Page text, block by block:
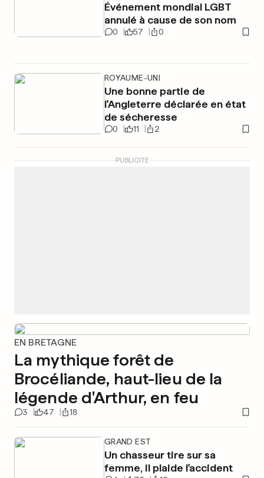
Événement mondial LGBT
annulé à cause de son nom
0 57 0
ROYAUME-UNI
Une bonne partie de
l'Angleterre déclarée en état
de sécheresse
0 11 2
PUBLICITÉ
EN BRETAGNE
La mythique forêt de
Brocéliande, haut-lieu de la
légende d'Arthur, en feu
3 47 18
GRAND EST
Un chasseur tire sur sa
femme, il plaide l'accident